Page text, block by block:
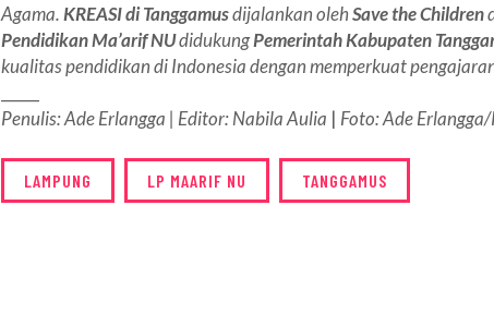
Agama.KREASI diTanggamusdijalankan olehSave the Children
Pendidikan Ma’arif NUdidukungPemerintah Kabupaten
kualitas pendidikan di Indonesia dengan memperkuat
Penulis: Ade Erlangga | Editor: Nabila Aulia | Foto: Ade
LAMPUNG LP MAARIF NU TANGGAMUS